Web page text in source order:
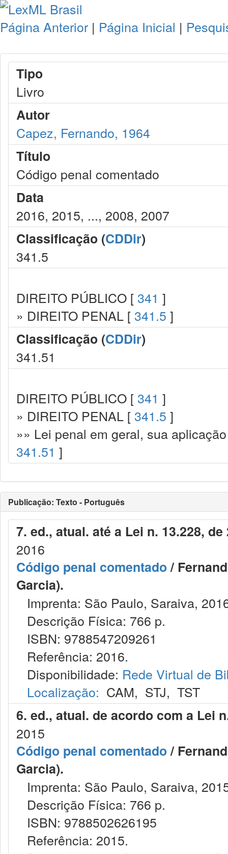
Página Anterior | Página Inicial |
Tipo
Livro
Autor
Capez, Fernando, 1964
Título
Código penal comentado
Data
2016, 2015, ..., 2008, 2007
Classificação (CDDir)
341.5
DIREITO PÚBLICO [ 341 ]
» DIREITO PENAL [ 341.5 ]
Classificação (CDDir)
341.51
DIREITO PÚBLICO [ 341 ]
» DIREITO PENAL [ 341.5 ]
»» Lei penal em geral, sua
341.51 ]
Publicação: Texto - Português
7. ed., atual. até a Lei n. 13.228,
2016
Código penal comentado/
Garcia).
Imprenta: São Paulo, Saraiva,
Descrição Física: 766 p.
ISBN: 9788547209261
Referência: 2016.
Disponibilidade: Rede Virtual de
Localização: CAM, STJ, TST
6. ed., atual. de acordo com a Lei
2015
Código penal comentado/
Garcia).
Imprenta: São Paulo, Saraiva,
Descrição Física: 766 p.
ISBN: 9788502626195
Referência: 2015.